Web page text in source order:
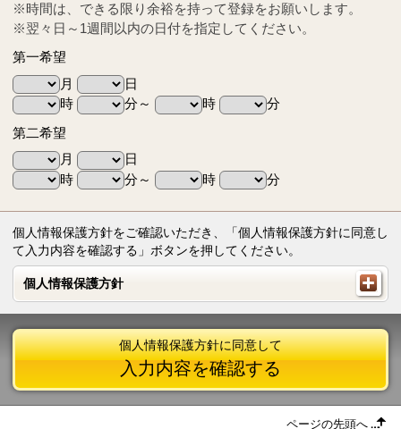
※時間は、できる限り余裕を持って登録をお願いします。
※翌々日～1週間以内の日付を指定してください。
第一希望
月
日
時
分～ 時
分
第二希望
月
日
時
分～ 時 分
個人情報保護方針をご確認いただき、「個人情報保護方針に同意し
て入力内容を確認する」ボタンを押してください。
個人情報保護方針
個人情報保護方針
個人情報保護方針に同意して
入力内容を確認する
ページの先頭へ